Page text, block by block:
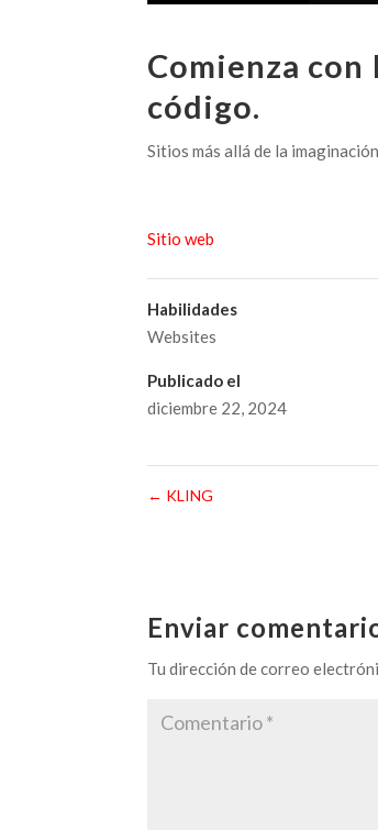
Comienza con
código.
Sitios más allá de la
Sitio web
Habilidades
Websites
Publicado el
diciembre 22, 2024
← KLING
Enviar
Tu dirección de correo